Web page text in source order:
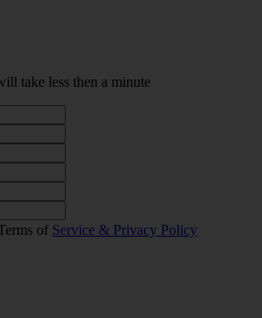
take less then a minute
of Service & Privacy Policy